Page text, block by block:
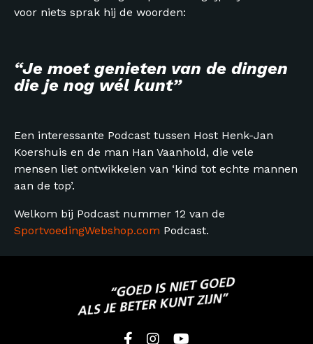
voor niets sprak hij de woorden:
“Je moet genieten van de dingen
die je nog wél kunt”
Een interessante Podcast tussen Host Henk-Jan
Koershuis en de man Han Vaanhold, die vele
mensen liet ontwikkelen van ‘kind tot echte mannen
aan de top’.
Welkom bij Podcast nummer 12 van de
SportvoedingWebshop.com Podcast.